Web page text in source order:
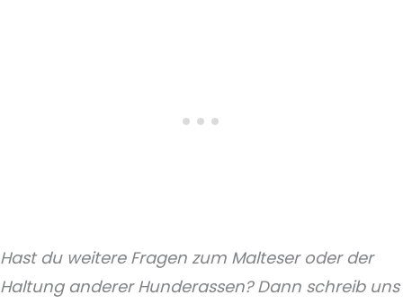
Hast du weitere Fragen zum Malteser oder der
Haltung anderer Hunderassen? Dann schreib uns